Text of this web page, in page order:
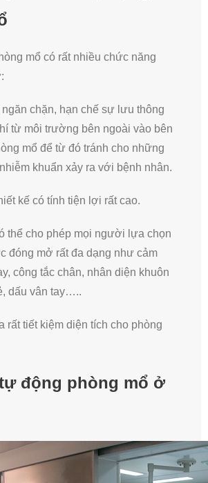
mổ có rất nhiều chức năng
ngăn chặn, hạn chế sự lưu thông
từ môi trường bên ngoài vào bên
mổ để từ đó tránh cho những
khuẩn xảy ra với bệnh nhân.
kế có tính tiện lợi rất cao.
thể cho phép mọi người lựa chọn
đóng mở rất đa dạng như cảm
công tắc chân, nhân diện khuôn
dấu vân tay…..
rất tiết kiệm diện tích cho phòng
động phòng mổ ở